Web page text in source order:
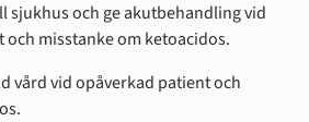
sjukhus och ge akutbehandling vid
misstanke om ketoacidos.
vård vid opåverkad patient och